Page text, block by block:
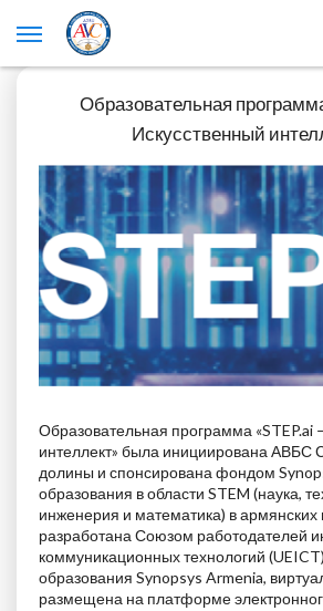
Образовательная
Искусственный
Образовательная программа «STEP.ai
интеллект» была инициирована АВБС
долины и спонсирована фондом
образования в области STEM (наука,
инженерия и математика) в
разработана Союзом работодателей
коммуникационных технологий
образования Synopsys Armenia,
размещена на платформе